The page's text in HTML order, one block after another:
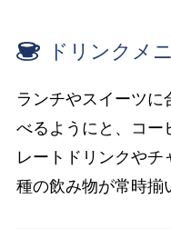
ドリンクメ
ランチやスイーツに
べるようにと、コー
レートドリンクや
種の飲み物が常時揃